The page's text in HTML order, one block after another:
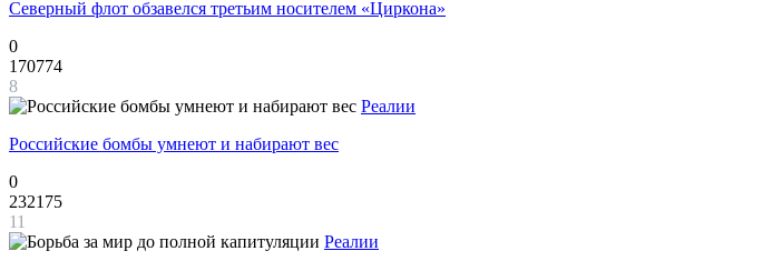
Северный флот обзавелся третьим носителем «Циркона»
0
170774
8
Реалии
Российские бомбы умнеют и набирают вес
0
232175
11
Реалии